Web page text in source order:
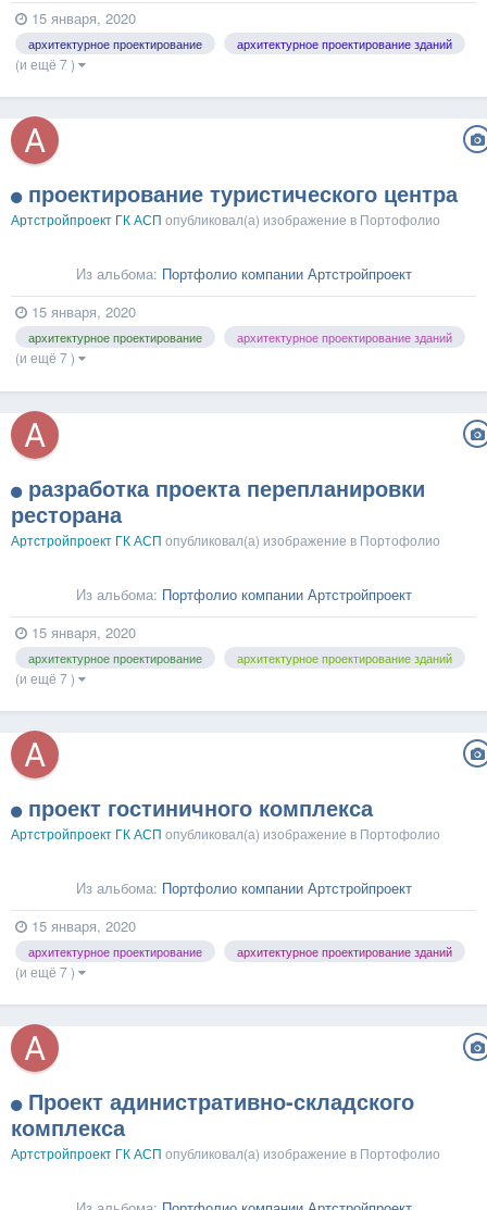
15 января, 2020
архитектурное проектирование архитектурное проектирование зданий
(и ещё 7 )
проектирование туристического центра
Артстройпроект ГК АСП опубликовал(а) изображение в Портофолио
Из альбома: Портфолио компании Артстройпроект
15 января, 2020
архитектурное проектирование архитектурное проектирование зданий
(и ещё 7 )
разработка проекта перепланировки
ресторана
Артстройпроект ГК АСП опубликовал(а) изображение в Портофолио
Из альбома: Портфолио компании Артстройпроект
15 января, 2020
архитектурное проектирование архитектурное проектирование зданий
(и ещё 7 )
проект гостиничного комплекса
Артстройпроект ГК АСП опубликовал(а) изображение в Портофолио
Из альбома: Портфолио компании Артстройпроект
15 января, 2020
архитектурное проектирование архитектурное проектирование зданий
(и ещё 7 )
Проект адинистративно-складского
комплекса
Артстройпроект ГК АСП опубликовал(а) изображение в Портофолио